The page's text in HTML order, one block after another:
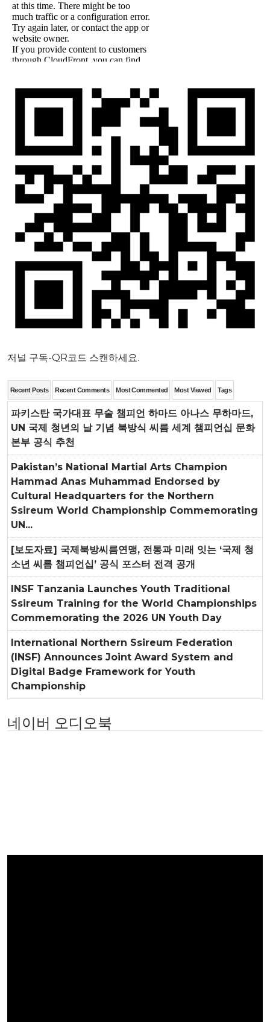
저널 구독-QR코드 스캔하세요.
Recent Posts Recent Comments Most Commented Most Viewed Tags
파키스탄 국가대표 무술 챔피언 하마드 아나스 무하마드,
UN 국제 청년의 날 기념 북방식 씨름 세계 챔피언십 문화
본부 공식 추천
Pakistan’s National Martial Arts Champion
Hammad Anas Muhammad Endorsed by
Cultural Headquarters for the Northern
Ssireum World Championship Commemorating
UN...
[보도자료] 국제북방씨름연맹, 전통과 미래 잇는 ‘국제 청
소년 씨름 챔피언십’ 공식 포스터 전격 공개
INSF Tanzania Launches Youth Traditional
Ssireum Training for the World Championships
Commemorating the 2026 UN Youth Day
International Northern Ssireum Federation
(INSF) Announces Joint Award System and
Digital Badge Framework for Youth
Championship
네이버 오디오북